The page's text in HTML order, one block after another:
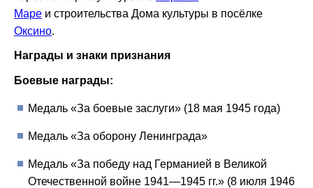
Маре и строительства Дома культуры в посёлке
Оксино.
Награды и знаки признания
Боевые награды:
Медаль «За боевые заслуги» (18 мая 1945 года)
Медаль «За оборону Ленинграда»
Медаль «За победу над Германией в Великой
Отечественной войне 1941—1945 гг.» (8 июля 1946